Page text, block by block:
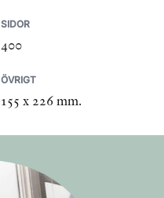
SIDOR
400
ÖVRIGT
155 x 226 mm.